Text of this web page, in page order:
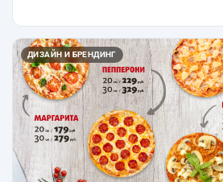
ДИЗАЙН И БРЕНДИНГ